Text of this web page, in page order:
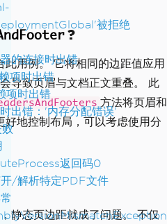
被拒绝
的连接时出错
项时出错
项时出错
出错：'内存分配错误'
返回码0
/解析特定PDF文件
mm
. MarginRight
.MarginLeft
=
.MarginTop
=
to renderer
.TextHeader
=
?
此用例。 它将相同的边距值应用
导致页眉与文档正文重叠。 此
方法将页眉和
地控制布局，可以考虑使用分
静态页边距就成了问题。 不仅